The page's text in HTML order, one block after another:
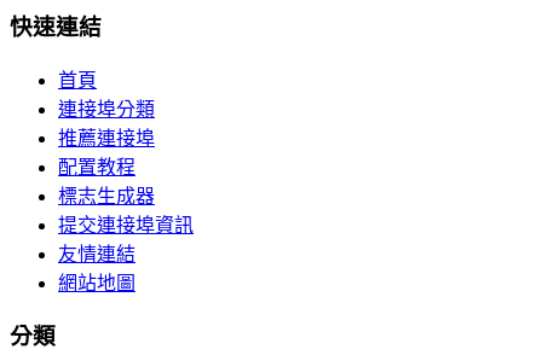
快速連結
首頁
連接埠分類
推薦連接埠
配置教程
標志生成器
提交連接埠資訊
友情連結
網站地圖
分類